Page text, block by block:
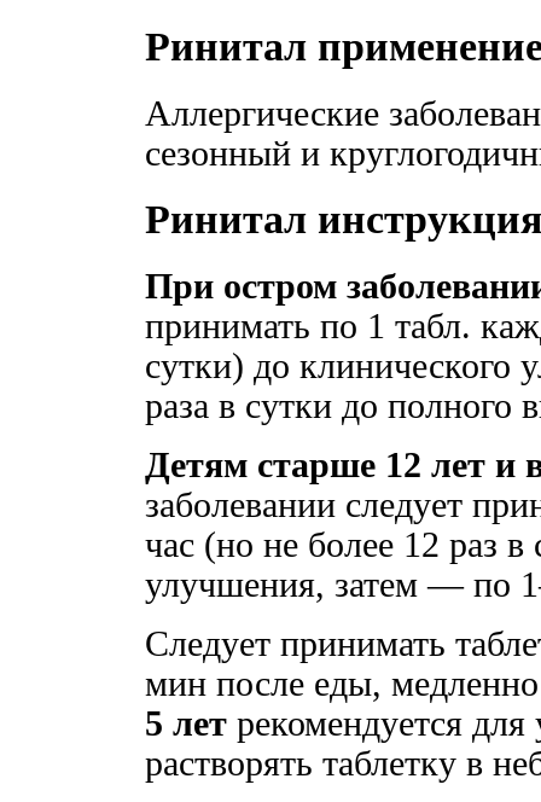
Ринитал
Аллергические
сезонный и
Ринитал инструкция
При остром
принимать по 1 табл.
сутки) до клинического
раза в сутки до полного
Детям старше 12 лет и
заболевании следует
час (но не более 12 раз
улучшения, затем — по
Следует принимать
мин после еды,
5 лет рекомендуется
растворять таблетку в